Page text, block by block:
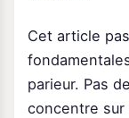
Cet article
parieur. Pas
concentre sur